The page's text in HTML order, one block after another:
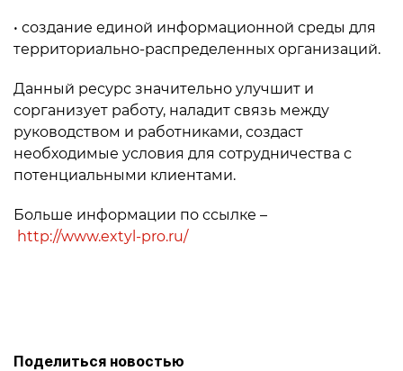
• создание единой информационной среды для
территориально-распределенных организаций.
Данный ресурс значительно улучшит и
сорганизует работу, наладит связь между
руководством и работниками, создаст
необходимые условия для сотрудничества с
потенциальными клиентами.
Больше информации по ссылке –
http://www.extyl-pro.ru/
Поделиться новостью